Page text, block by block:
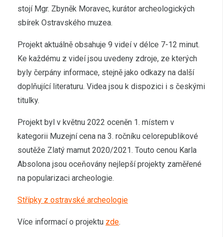
stojí Mgr. Zbyněk Moravec, kurátor archeologických
sbírek Ostravského muzea.
Projekt aktuálně obsahuje 9 videí v délce 7-12 minut.
Ke každému z videí jsou uvedeny zdroje, ze kterých
byly čerpány informace, stejně jako odkazy na další
doplňující literaturu. Videa jsou k dispozici i s českými
titulky.
Projekt byl v květnu 2022 oceněn 1. místem v
kategorii Muzejní cena na 3. ročníku celorepublikové
soutěže Zlatý mamut 2020/2021. Touto cenou Karla
Absolona jsou oceňovány nejlepší projekty zaměřené
na popularizaci archeologie.
Střípky z ostravské archeologie
Více informací o projektu zde.